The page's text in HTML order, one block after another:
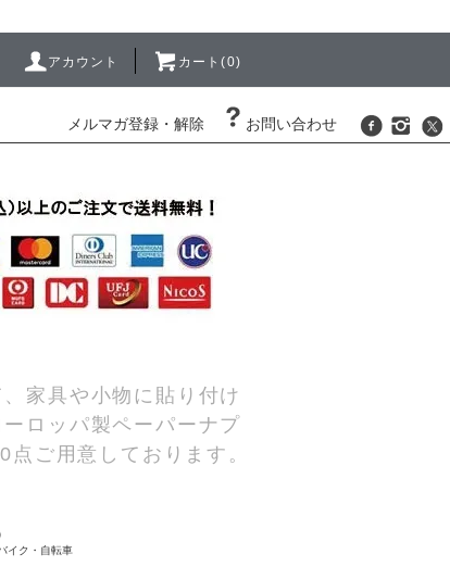
アカウント カート(0)
メルマガ登録・解除 お問い合わせ
家具や小物に貼り付け
ロッパ製ペーパーナプ
ご用意しております。
イク・自転車